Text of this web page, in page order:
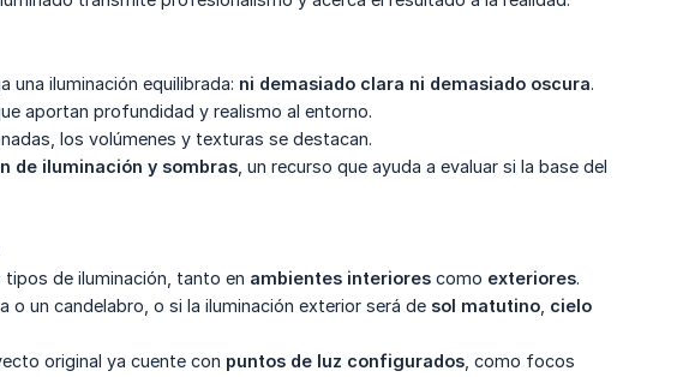
una iluminación equilibrada: ni demasiado clara ni demasiado oscura.
aportan profundidad y realismo al entorno.
los volúmenes y texturas se destacan.
de iluminación y sombras , un recurso que ayuda a evaluar si la base del
de iluminación, tanto en ambientes interiores como exteriores.
o un candelabro, o si la iluminación exterior será de sol matutino cielo
original ya cuente con puntos de luz configurados , como focos